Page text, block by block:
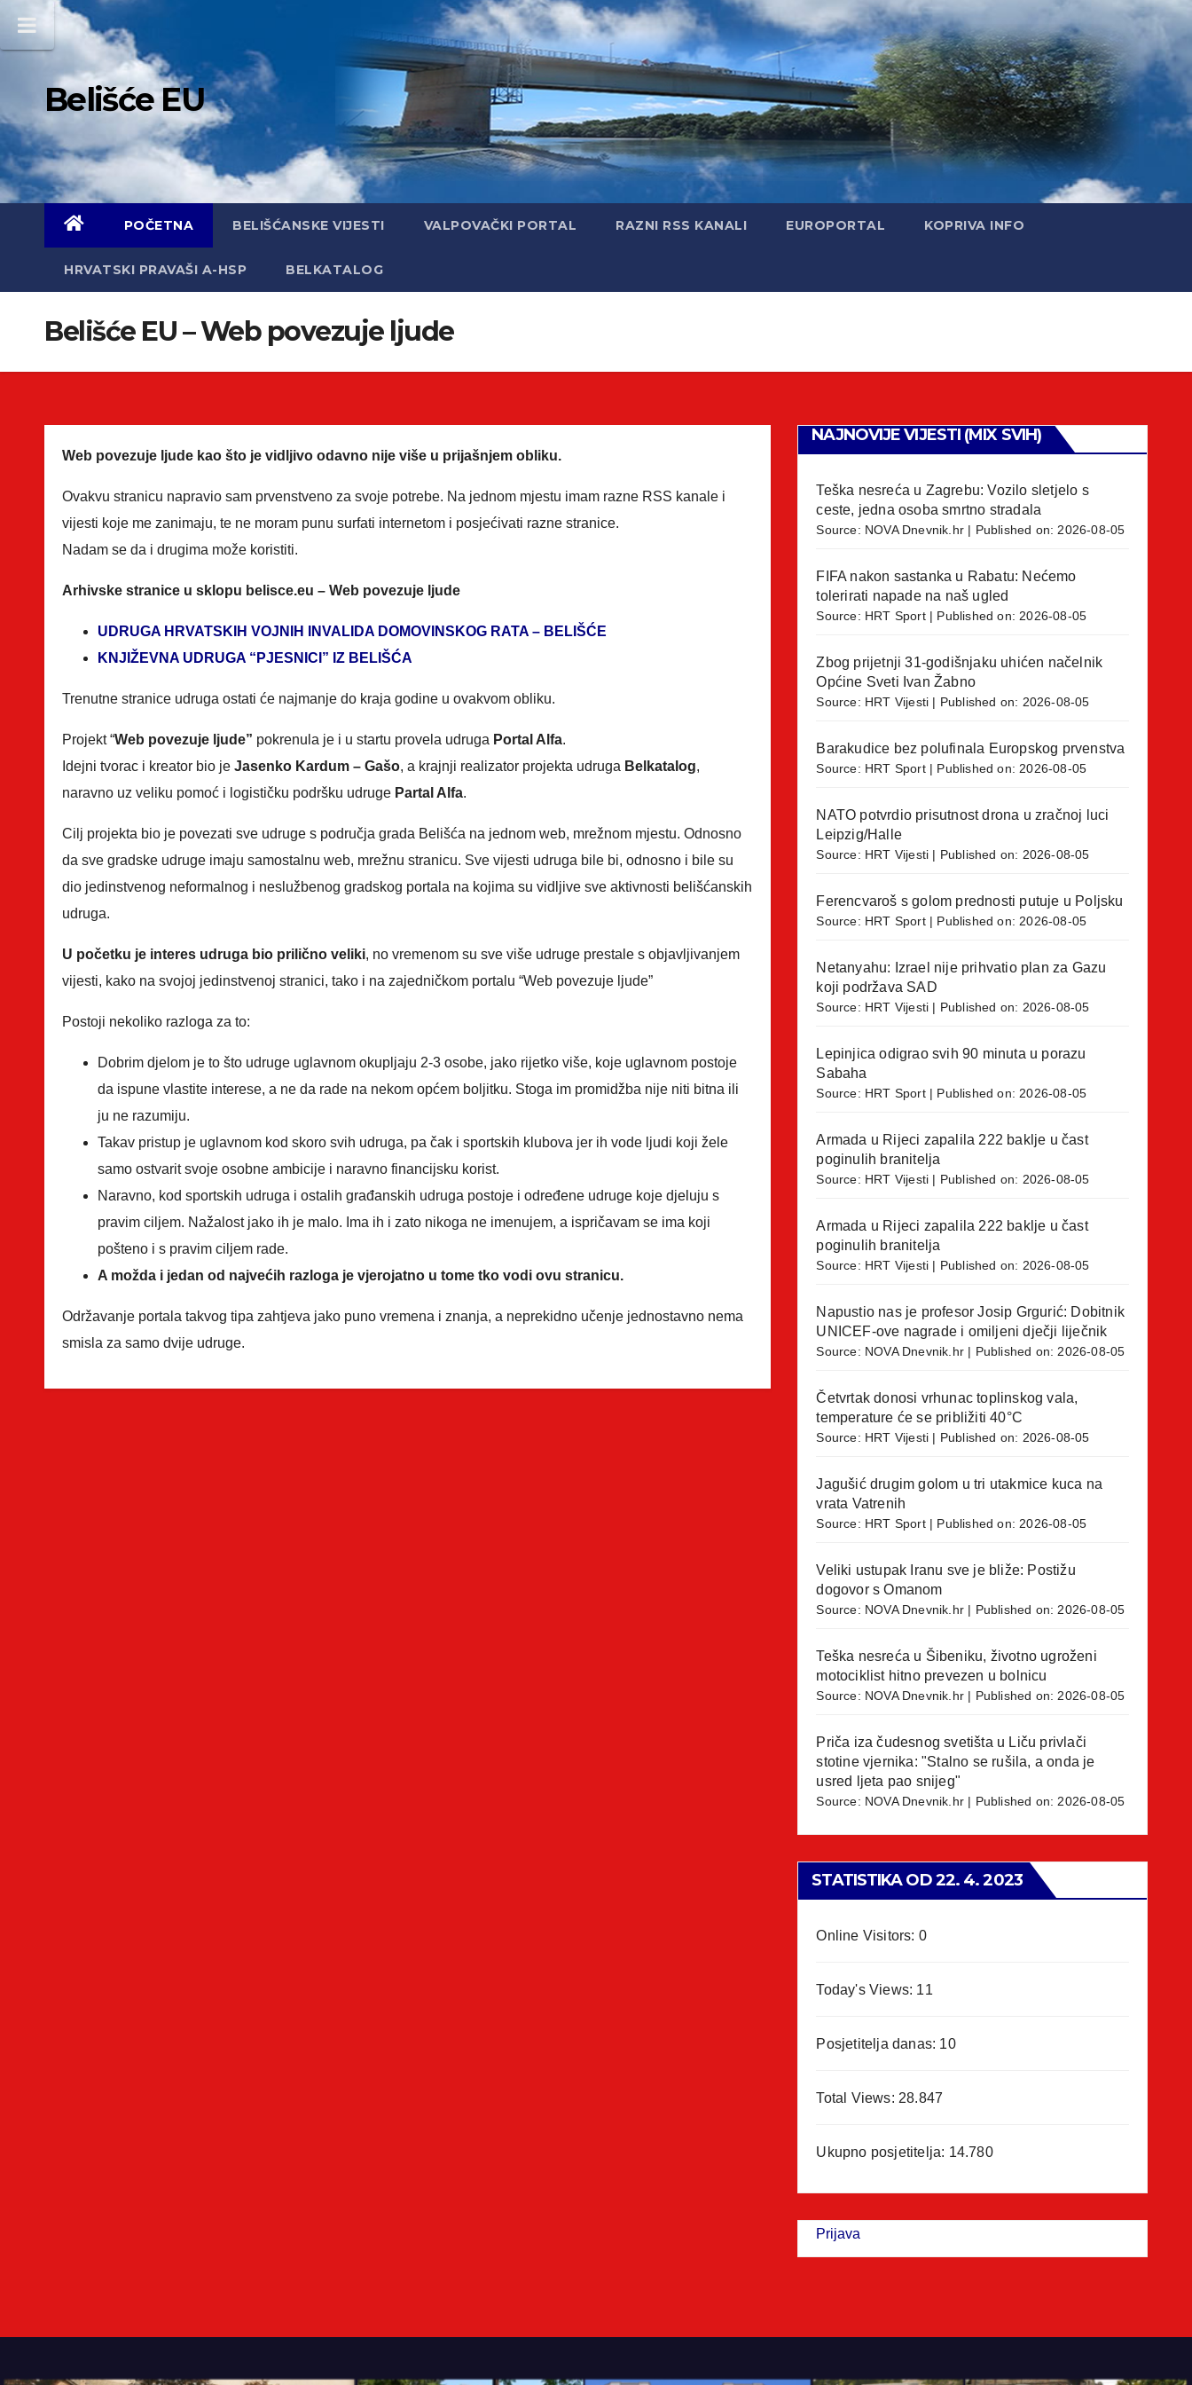
Belišće EU
POČETNA BELIŠĆANSKE VIJESTI VALPOVAČKI PORTAL RAZNI RSS KANALI EUROPORTAL KOPRIVA INFO
HRVATSKI PRAVAŠI A-HSP BELKATALOG
Belišće EU – Web povezuje ljude
Web povezuje ljude kao što je vidljivo odavno nije više u prijašnjem obliku.
Ovakvu stranicu napravio sam prvenstveno za svoje potrebe. Na jednom mjestu imam razne RSS kanale i
vijesti koje me zanimaju, te ne moram punu surfati internetom i posjećivati razne stranice.
Nadam se da i drugima može koristiti.
Arhivske stranice u sklopu belisce.eu – Web povezuje ljude
UDRUGA HRVATSKIH VOJNIH INVALIDA DOMOVINSKOG RATA – BELIŠĆE
KNJIŽEVNA UDRUGA “PJESNICI” IZ BELIŠĆA
Trenutne stranice udruga ostati će najmanje do kraja godine u ovakvom obliku.
Projekt “Web povezuje ljude” pokrenula je i u startu provela udruga Portal Alfa.
Idejni tvorac i kreator bio je Jasenko Kardum – Gašo, a krajnji realizator projekta udruga Belkatalog,
naravno uz veliku pomoć i logističku podršku udruge Partal Alfa.
Cilj projekta bio je povezati sve udruge s područja grada Belišća na jednom web, mrežnom mjestu. Odnosno
da sve gradske udruge imaju samostalnu web, mrežnu stranicu. Sve vijesti udruga bile bi, odnosno i bile su
dio jedinstvenog neformalnog i neslužbenog gradskog portala na kojima su vidljive sve aktivnosti belišćanskih
udruga.
U početku je interes udruga bio prilično veliki, no vremenom su sve više udruge prestale s objavljivanjem
vijesti, kako na svojoj jedinstvenoj stranici, tako i na zajedničkom portalu “Web povezuje ljude”
Postoji nekoliko razloga za to:
Dobrim djelom je to što udruge uglavnom okupljaju 2-3 osobe, jako rijetko više, koje uglavnom postoje
da ispune vlastite interese, a ne da rade na nekom općem boljitku. Stoga im promidžba nije niti bitna ili
ju ne razumiju.
Takav pristup je uglavnom kod skoro svih udruga, pa čak i sportskih klubova jer ih vode ljudi koji žele
samo ostvarit svoje osobne ambicije i naravno financijsku korist.
Naravno, kod sportskih udruga i ostalih građanskih udruga postoje i određene udruge koje djeluju s
pravim ciljem. Nažalost jako ih je malo. Ima ih i zato nikoga ne imenujem, a ispričavam se ima koji
pošteno i s pravim ciljem rade.
A možda i jedan od najvećih razloga je vjerojatno u tome tko vodi ovu stranicu.
Održavanje portala takvog tipa zahtjeva jako puno vremena i znanja, a neprekidno učenje jednostavno nema
smisla za samo dvije udruge.
NAJNOVIJE VIJESTI (MIX SVIH)
Teška nesreća u Zagrebu: Vozilo sletjelo s
ceste, jedna osoba smrtno stradala
Source: NOVA Dnevnik.hr Published on: 2026-08-05
FIFA nakon sastanka u Rabatu: Nećemo
tolerirati napade na naš ugled
Source: HRT Sport Published on: 2026-08-05
Zbog prijetnji 31-godišnjaku uhićen načelnik
Općine Sveti Ivan Žabno
Source: HRT Vijesti Published on: 2026-08-05
Barakudice bez polufinala Europskog prvenstva
Source: HRT Sport Published on: 2026-08-05
NATO potvrdio prisutnost drona u zračnoj luci
Leipzig/Halle
Source: HRT Vijesti Published on: 2026-08-05
Ferencvaroš s golom prednosti putuje u Poljsku
Source: HRT Sport Published on: 2026-08-05
Netanyahu: Izrael nije prihvatio plan za Gazu
koji podržava SAD
Source: HRT Vijesti Published on: 2026-08-05
Lepinjica odigrao svih 90 minuta u porazu
Sabaha
Source: HRT Sport Published on: 2026-08-05
Armada u Rijeci zapalila 222 baklje u čast
poginulih branitelja
Source: HRT Vijesti Published on: 2026-08-05
Armada u Rijeci zapalila 222 baklje u čast
poginulih branitelja
Source: HRT Vijesti Published on: 2026-08-05
Napustio nas je profesor Josip Grgurić: Dobitnik
UNICEF-ove nagrade i omiljeni dječji liječnik
Source: NOVA Dnevnik.hr Published on: 2026-08-05
Četvrtak donosi vrhunac toplinskog vala,
temperature će se približiti 40°C
Source: HRT Vijesti Published on: 2026-08-05
Jagušić drugim golom u tri utakmice kuca na
vrata Vatrenih
Source: HRT Sport Published on: 2026-08-05
Veliki ustupak Iranu sve je bliže: Postižu
dogovor s Omanom
Source: NOVA Dnevnik.hr Published on: 2026-08-05
Teška nesreća u Šibeniku, životno ugroženi
motociklist hitno prevezen u bolnicu
Source: NOVA Dnevnik.hr Published on: 2026-08-05
Priča iza čudesnog svetišta u Liču privlači
stotine vjernika: "Stalno se rušila, a onda je
usred ljeta pao snijeg"
Source: NOVA Dnevnik.hr Published on: 2026-08-05
STATISTIKA OD 22. 4. 2023
Online Visitors: 0
Today's Views: 11
Posjetitelja danas: 10
Total Views: 28.847
Ukupno posjetitelja: 14.780
Prijava